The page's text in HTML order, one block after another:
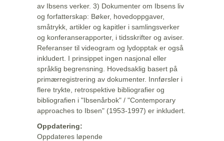
av Ibsens verker. 3) Dokumenter om Ibsens liv
og forfatterskap: Bøker, hovedoppgaver,
småtrykk, artikler og kapitler i samlingsverker
og konferanserapporter, i tidsskrifter og aviser.
Referanser til videogram og lydopptak er også
inkludert. I prinsippet ingen nasjonal eller
språklig begrensning. Hovedsaklig basert på
primærregistrering av dokumenter. Innførsler i
flere trykte, retrospektive bibliografier og
bibliografien i "Ibsenårbok" / "Contemporary
approaches to Ibsen" (1953-1997) er inkludert.
Oppdatering:
Oppdateres løpende